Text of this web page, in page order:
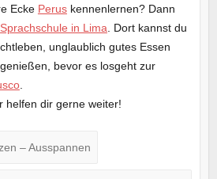
Ecke Peruskennenlernen? Dann
Sprachschule in Lima. Dort kannst du
unglaublich gutes Essen
bevor es losgeht zur
.
helfen dir gerne weiter!
– Ausspannen